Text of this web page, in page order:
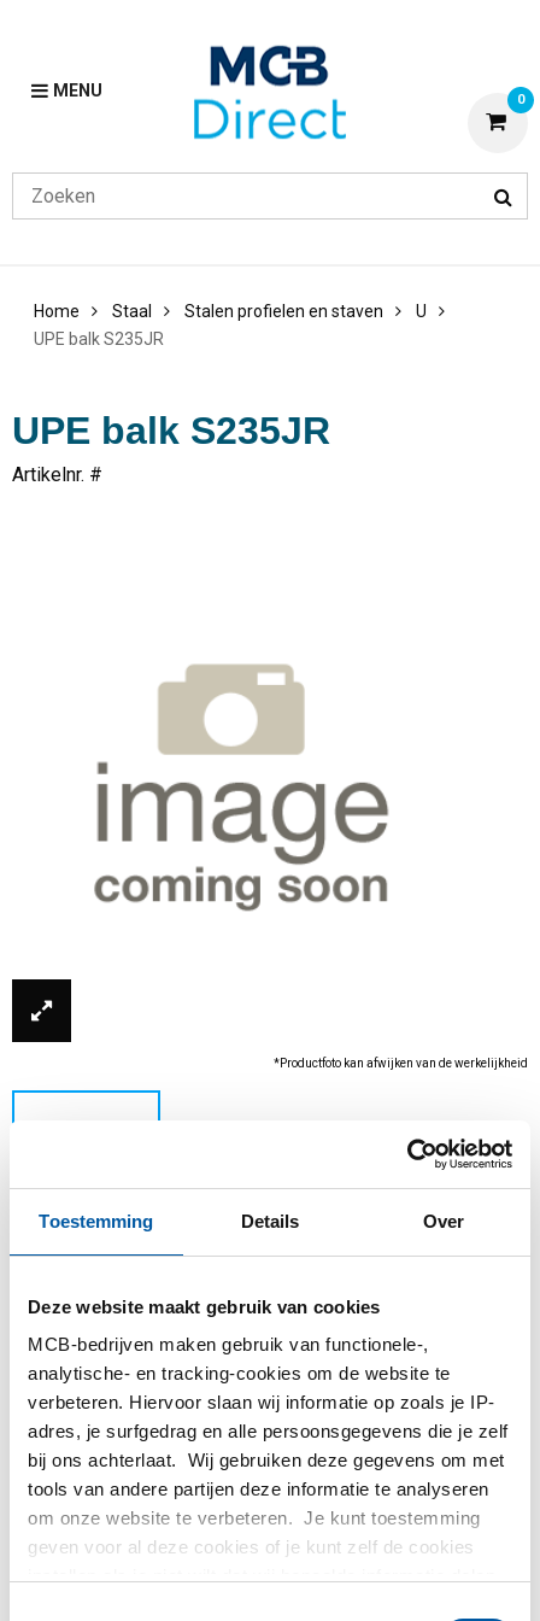
Toestemming Details Over
Deze website maakt gebruik van cookies
MCB-bedrijven maken gebruik van functionele-,
analytische- en tracking-cookies om de website te
verbeteren. Hiervoor slaan wij informatie op zoals je IP-
adres, je surfgedrag en alle persoonsgegevens die je zelf
bij ons achterlaat. Wij gebruiken deze gegevens om met
tools van andere partijen deze informatie te analyseren
om onze website te verbeteren. Je kunt toestemming
geven voor al deze cookies of je kunt zelf de cookies
MENU 0
Home Staal Stalen profielen en staven
U
UPE balk S235JR
UPE balk S235JR
Artikelnr. #
*Productfoto kan afwijken van de werkelijkheid
Dit product kan niet online besteld worden, voor
meer informatie kunt u afdeling Verkoop
contacteren.
Bestel met uw eigen artikelnummers
Calculeren met actuele MCB-prijzen
Volg uw order via Track&Trace